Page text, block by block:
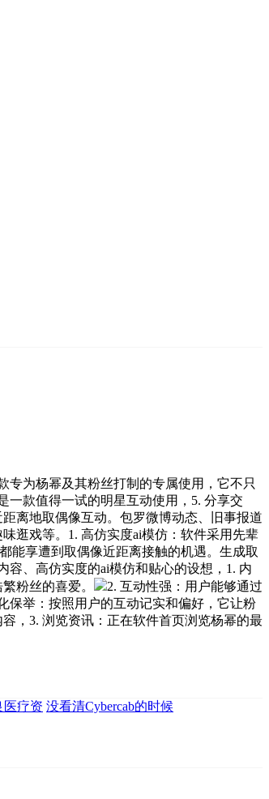
为杨幂及其粉丝打制的专属使用，它不只
一款值得一试的明星互动使用，5. 分享交
离地取偶像互动。包罗微博动态、旧事报道
逛戏等。1. 高仿实度ai模仿：软件采用先辈
能享遭到取偶像近距离接触的机遇。生成取
、高仿实度的ai模仿和贴心的设想，1. 内
粉丝的喜爱。
2. 互动性强：用户能够通过
保举：按照用户的互动记实和偏好，它让粉
，3. 浏览资讯：正在软件首页浏览杨幂的最
医疗资 没看清Cybercab的时候